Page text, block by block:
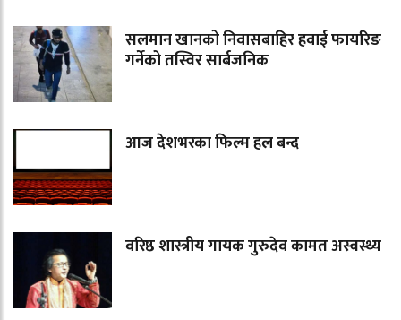
सलमान खानको निवासबाहिर हवाई फायरिङ
गर्नेको तस्विर सार्बजनिक
आज देशभरका फिल्म हल बन्द
वरिष्ठ शास्त्रीय गायक गुरुदेव कामत अस्वस्थ्य